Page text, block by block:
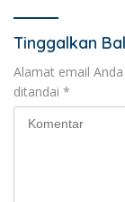
Tinggalkan
Alamat email
ditandai *